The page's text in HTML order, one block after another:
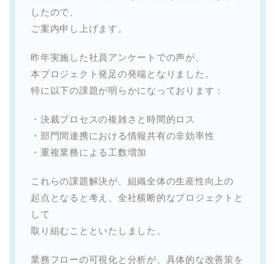
したので、
ご案内申し上げます。
昨年実施した社員アンケートでの声が、
本プロジェクト発足の発端となりました。
特に以下の課題が明らかになっております：
・決裁プロセスの複雑さと時間的ロス
・部門間連携における情報共有の非効率性
・重複業務による工数増加
これらの課題解決が、組織全体の生産性向上の
起点となると考え、全社横断的なプロジェクトと
して
取り組むことといたしました。
業務フローの可視化と分析が、具体的な改善策を